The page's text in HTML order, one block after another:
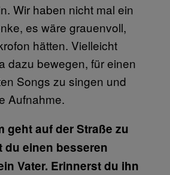
Wir haben nicht mal ein
es wäre grauenvoll,
hätten. Vielleicht
dazu bewegen, für einen
Songs zu singen und
Aufnahme.
geht auf der Straße zu
du einen besseren
Vater. Erinnerst du ihn